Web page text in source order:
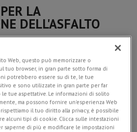
LA
DELL'ASFALTO
brevettata specificatamente
del conglomerato
il 100% del materiale presente
di fresato o aggiunta di altri
superficiali del manto stradale
Web, questo può memorizzare o
tuo browser, in gran parte sotto forma di
potrebbero essere su di te, le tue
e sono utilizzate in gran parte per far
tue aspettative. Le informazioni di solito
ma possono fornire un'esperienza Web
il tuo diritto alla privacy, è possibile
alcuni tipi di cookie. Clicca sulle intestazioni
saperne di più e modificare le impostazioni